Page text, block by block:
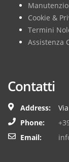
Cookie &
Termini
Assistenza
Contatti
Address:
Phone:
Email: